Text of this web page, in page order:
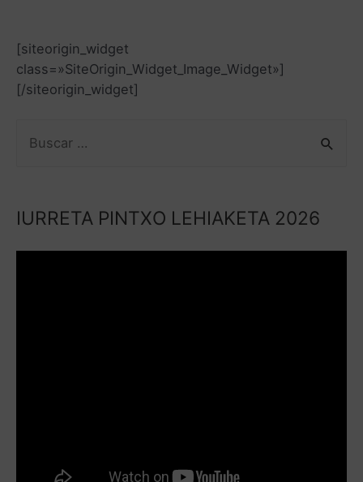
[siteorigin_widget
class=»SiteOrigin_Widget_Image_Widget»]
[/siteorigin_widget]
IURRETA PINTXO LEHIAKETA 2026